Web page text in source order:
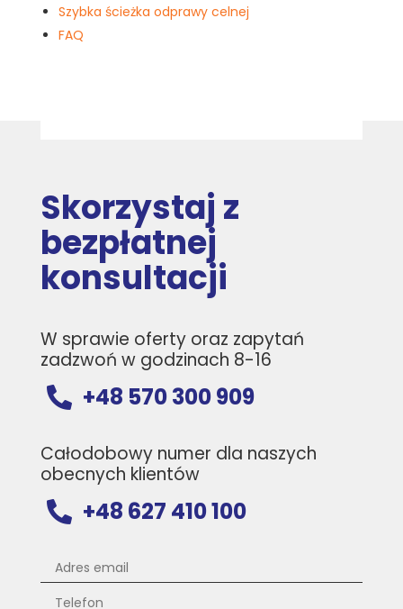
Szybka ścieżka odprawy celnej
FAQ
Skorzystaj z
bezpłatnej
konsultacji
W sprawie oferty oraz zapytań
zadzwoń w godzinach 8-16
 +48 570 300 909
Całodobowy numer dla naszych
obecnych klientów
 +48 627 410 100